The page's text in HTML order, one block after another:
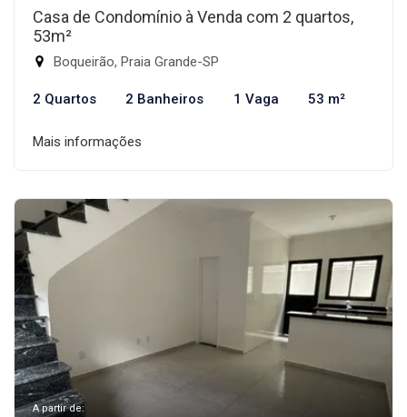
Casa de Condomínio à Venda com 2 quartos,
53m²
Boqueirão, Praia Grande-SP
2 Quartos 2 Banheiros 1 Vaga 53 m²
Mais informações
A partir de: